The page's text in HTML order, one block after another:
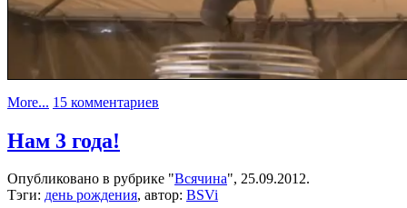
More... 15 комментариев
Дэвид
Блэйн!
Нам 3 года!
Опубликовано в рубрике "Всячина", 25.09.2012.
Тэги: день рождения, автор: BSVi